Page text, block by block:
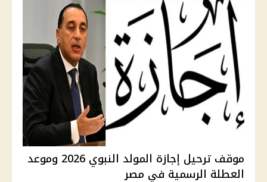
موقف ترحيل إجازة المولد النبوي 2026 وموعد
العطلة الرسمية في مصر